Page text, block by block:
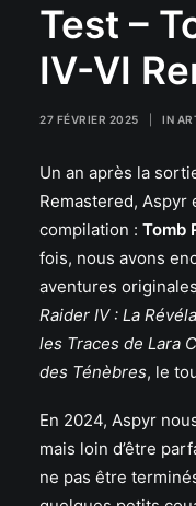
Test –
IV-VI
27 FÉVRIER 2025 IN
Un an après la
Remastered, Aspyr
compilation : Tomb
fois, nous avons
aventures
Raider IV : La
les Traces de Lara
des Ténèbres, le
En 2024, Aspyr
mais loin d’être
ne pas être